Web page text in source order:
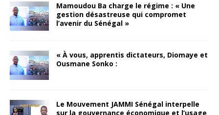
Mamoudou Ba charge le régime : « Une
gestion désastreuse qui compromet
l’avenir du Sénégal »
« À vous, apprentis dictateurs, Diomaye et
Ousmane Sonko :
Le Mouvement JAMMI Sénégal interpelle
sur la gouvernance économique et l’usage